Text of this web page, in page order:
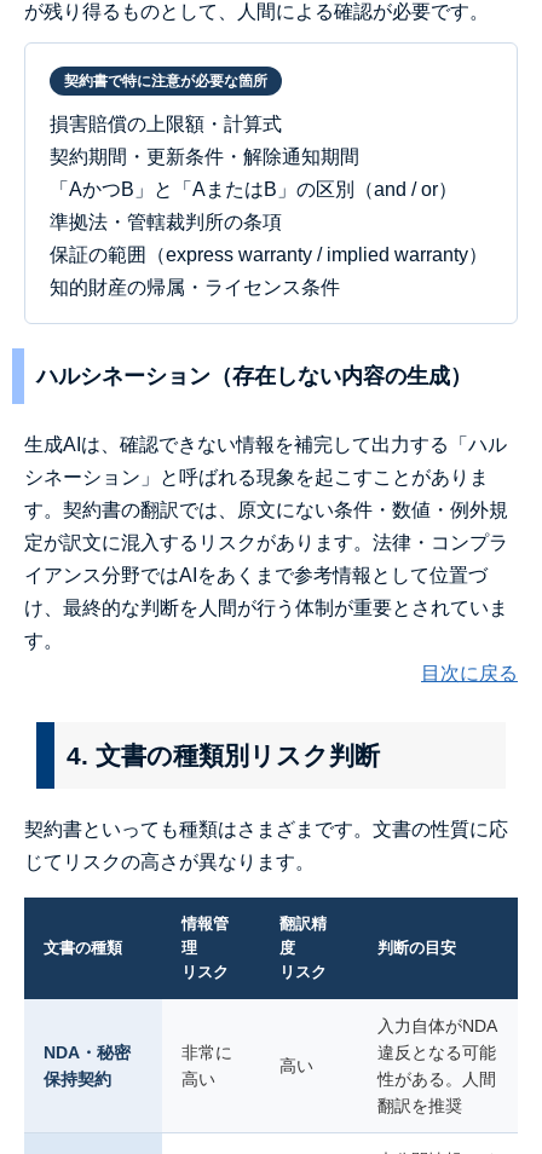
が残り得るものとして、人間による確認が必要です。
契約書で特に注意が必要な箇所
損害賠償の上限額・計算式
契約期間・更新条件・解除通知期間
「AかつB」と「AまたはB」の区別（and / or）
準拠法・管轄裁判所の条項
保証の範囲（express warranty / implied warranty）
知的財産の帰属・ライセンス条件
ハルシネーション（存在しない内容の生成）
生成AIは、確認できない情報を補完して出力する「ハル
シネーション」と呼ばれる現象を起こすことがありま
す。契約書の翻訳では、原文にない条件・数値・例外規
定が訳文に混入するリスクがあります。法律・コンプラ
イアンス分野ではAIをあくまで参考情報として位置づ
け、最終的な判断を人間が行う体制が重要とされていま
す。
目次に戻る
4. 文書の種類別リスク判断
契約書といっても種類はさまざまです。文書の性質に応
じてリスクの高さが異なります。
文書の種類
情報管
理
リスク
翻訳精
度
リスク
判断の目安
NDA・秘密
保持契約
非常に
高い
高い
入力自体がNDA
違反となる可能
性がある。人間
翻訳を推奨